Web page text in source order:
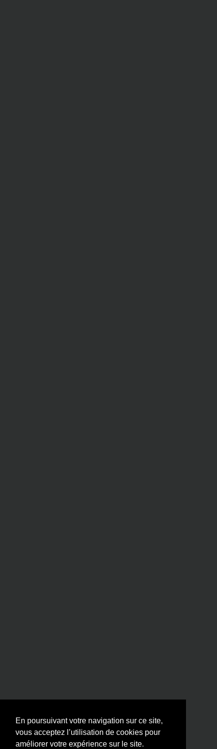
En poursuivant votre navigation sur ce site,
vous acceptez l’utilisation de cookies pour
améliorer votre expérience sur le site.